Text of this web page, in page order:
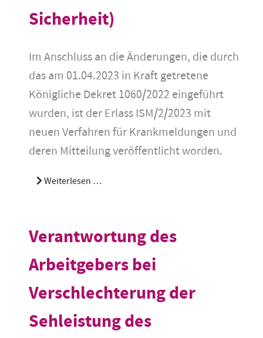
Sicherheit)
Im Anschluss an die Änderungen, die durch
das am 01.04.2023 in Kraft getretene
Königliche Dekret 1060/2022 eingeführt
wurden, ist der Erlass ISM/2/2023 mit
neuen Verfahren für Krankmeldungen und
deren Mitteilung veröffentlicht worden.
Weiterlesen …
Verantwortung des
Arbeitgebers bei
Verschlechterung der
Sehleistung des